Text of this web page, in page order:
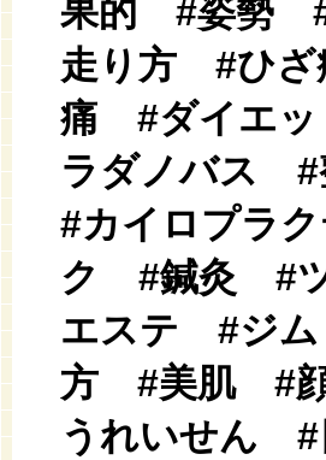
果的 #姿勢
走り方 #ひ
痛 #ダイエ
ラダノバス
#カイロプラ
ク #鍼灸 #
エステ #ジ
方 #美肌 #
うれいせん